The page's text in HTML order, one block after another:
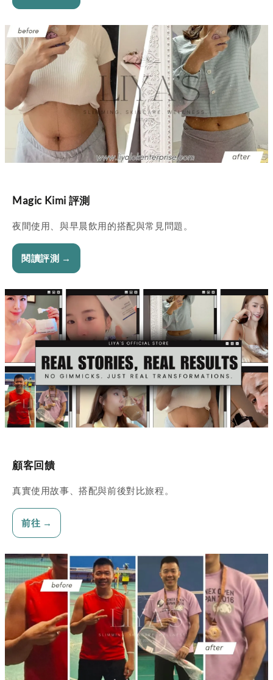
Magic Kimi 評測
夜間使用、與早晨飲用的搭配與常見問題。
閱讀評測 →
顧客回饋
真實使用故事、搭配與前後對比旅程。
前往 →